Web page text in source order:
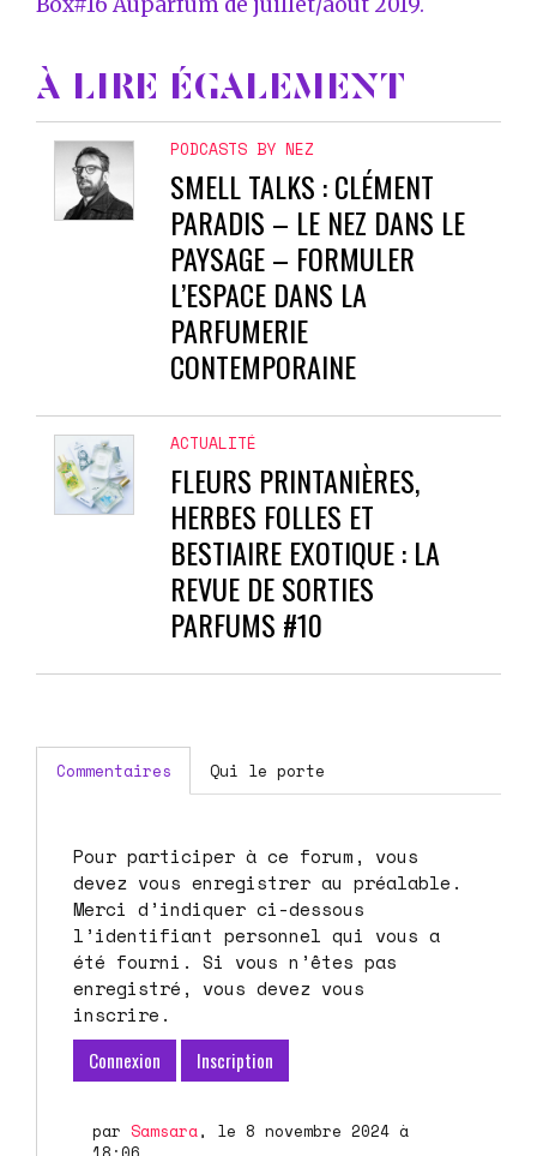
À LIRE ÉGALEMENT
PODCASTS BY NEZ
SMELL TALKS : CLÉMENT
PARADIS – LE NEZ DANS LE
PAYSAGE – FORMULER
L’ESPACE DANS LA
PARFUMERIE
CONTEMPORAINE
ACTUALITÉ
FLEURS PRINTANIÈRES,
HERBES FOLLES ET
BESTIAIRE EXOTIQUE : LA
REVUE DE SORTIES
PARFUMS #10
Commentaires Qui le porte
Pour participer à ce forum, vous
devez vous enregistrer au préalable.
Merci d’indiquer ci-dessous
l’identifiant personnel qui vous a
été fourni. Si vous n’êtes pas
enregistré, vous devez vous
inscrire.
Connexion
Inscription
par Samsara, le 8 novembre 2024 à